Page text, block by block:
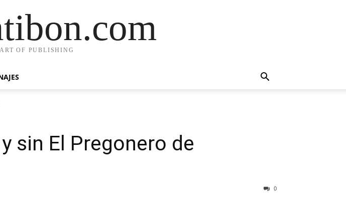
OF PUBLISHING
sin El Pregonero de
0